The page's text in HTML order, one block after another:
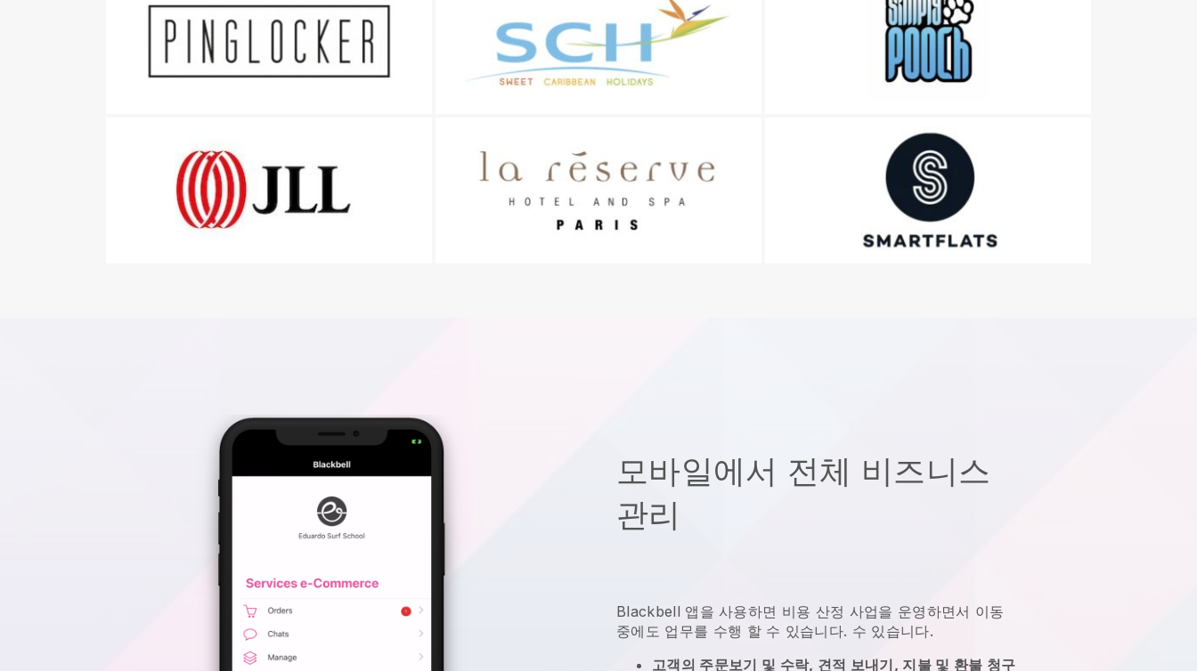
모바일에서 전체 비즈니스
관리
Blackbell 앱을 사용하면 비용 산정 사업을 운영하면서 이동
중에도 업무를 수행 할 수 있습니다. 수 있습니다.
고객의 주문보기 및 수락, 견적 보내기, 지불 및 환불 청구